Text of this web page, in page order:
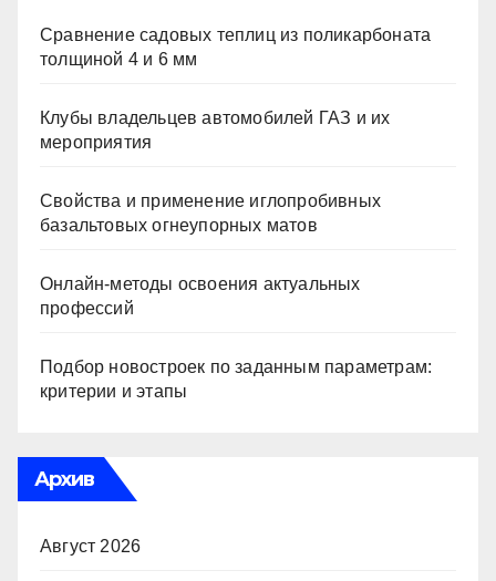
Сравнение садовых теплиц из поликарбоната
толщиной 4 и 6 мм
Клубы владельцев автомобилей ГАЗ и их
мероприятия
Свойства и применение иглопробивных
базальтовых огнеупорных матов
Онлайн-методы освоения актуальных
профессий
Подбор новостроек по заданным параметрам:
критерии и этапы
Архив
Август 2026